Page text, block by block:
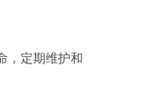
，定期维护和